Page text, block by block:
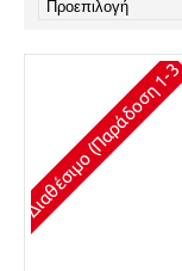
Διαθέσιμο